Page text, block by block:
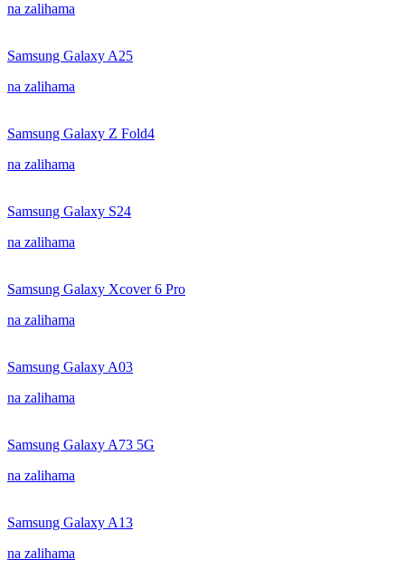
na zalihama
Samsung Galaxy A25
na zalihama
Samsung Galaxy Z Fold4
na zalihama
Samsung Galaxy S24
na zalihama
Samsung Galaxy Xcover 6 Pro
na zalihama
Samsung Galaxy A03
na zalihama
Samsung Galaxy A73 5G
na zalihama
Samsung Galaxy A13
na zalihama